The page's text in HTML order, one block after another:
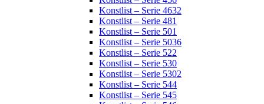
Konstlist – Serie 4632
Konstlist – Serie 481
Konstlist – Serie 501
Konstlist – Serie 5036
Konstlist – Serie 522
Konstlist – Serie 530
Konstlist – Serie 5302
Konstlist – Serie 544
Konstlist – Serie 545